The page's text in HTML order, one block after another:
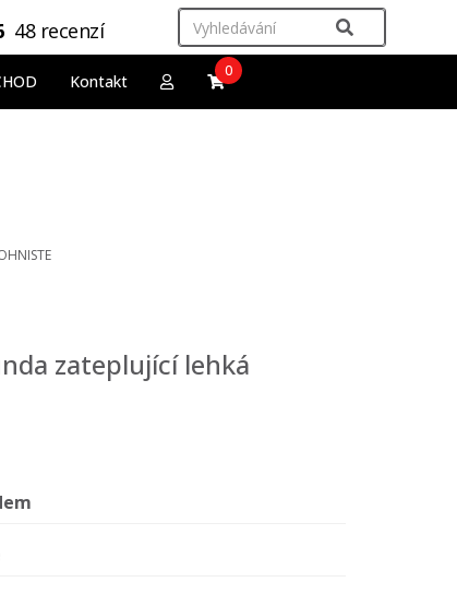
48 recenzí
Kontakt
0
zateplující lehká